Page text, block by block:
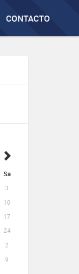
CONTACTO
Sa
3
10
17
24
2
9